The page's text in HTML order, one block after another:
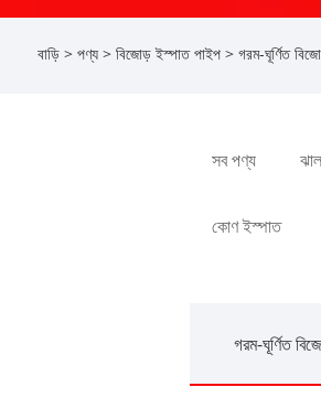
বাড়ি > পণ্য> বিজোড় ইস্পাত পাইপ> গরম-ঘূর্ণিত
সব পণ্য
কোণ ইস্পাত
গরম-ঘূর্ণিত